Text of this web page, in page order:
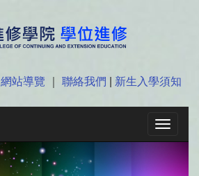
網站導覽 聯絡我們 新生入學須知
Toggle
Next